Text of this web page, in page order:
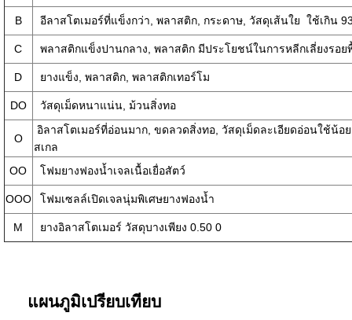
B อีลาสโตเมอร์ที่แข็งกว่า, พลาสติก, กระดาษ, วัสดุเส้นใย ใช้เกิน
C พลาสติกแข็งปานกลาง, พลาสติก มีประโยชน์ในการหลีกเลี่ยงรอย
D ยางแข็ง, พลาสติก, พลาสติกเทอร์โม
DO วัสดุเม็ดหนาแน่น, ม้วนสิ่งทอ
O
อิลาสโตเมอร์ที่อ่อนมาก, ขดลวดสิ่งทอ, วัสดุเม็ดละเอียดอ่อนใช้น้อย
สเกล
OO
โฟมยางฟองน้ำเจลเนื้อเยื่อสัตว์
OOO โฟมเซลล์เปิดเจลนุ่มพิเศษยางฟองน้ำ
M ยางอิลาสโตเมอร์ วัสดุบางเพียง 0.50 0
แผนภูมิเปรียบเทียบ